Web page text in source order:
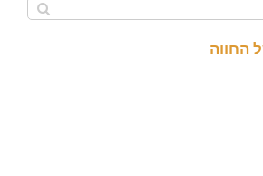
החווה